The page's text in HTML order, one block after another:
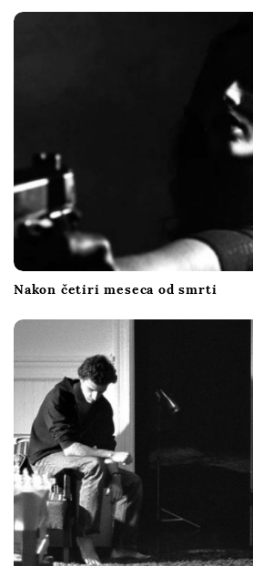
Nakon četiri meseca od smrti